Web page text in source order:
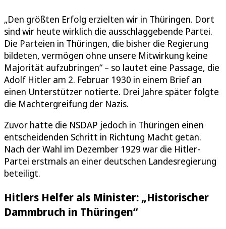
„Den größten Erfolg erzielten wir in Thüringen. Dort
sind wir heute wirklich die ausschlaggebende Partei.
Die Parteien in Thüringen, die bisher die Regierung
bildeten, vermögen ohne unsere Mitwirkung keine
Majorität aufzubringen“ – so lautet eine Passage, die
Adolf Hitler am 2. Februar 1930 in einem Brief an
einen Unterstützer notierte. Drei Jahre später folgte
die Machtergreifung der Nazis.
Zuvor hatte die NSDAP jedoch in Thüringen einen
entscheidenden Schritt in Richtung Macht getan.
Nach der Wahl im Dezember 1929 war die Hitler-
Partei erstmals an einer deutschen Landesregierung
beteiligt.
Hitlers Helfer als Minister: „Historischer
Dammbruch in Thüringen“